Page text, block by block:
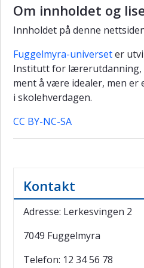
Om innholdet og
Innholdet på denne
Fuggelmyra-universeter
Institutt for lærerutdanning,
ment å være idealer, men
i skolehverdagen.
CC BY-NC-SA
Kontakt
Adresse: Lerkesvingen 2
7049 Fuggelmyra
Telefon: 12 34 56 78